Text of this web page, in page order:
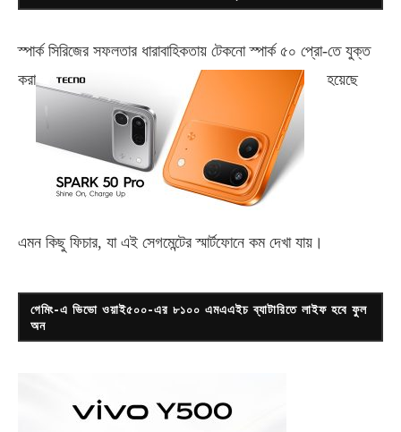
স্পার্ক সিরিজের সফলতার ধারাবাহিকতায় টেকনোস্পার্ক ৫০ প্রো-তে যুক্ত
করা
হয়েছে
এমন কিছু ফিচার, যা এই সেগমেন্টের স্মার্টফোনে কম দেখা যায়।
গেমিং-এ ভিভো ওয়াই৫০০-এর ৮১০০ এমএএইচ ব্যাটারিতে লাইফ হবে ফুল
অন